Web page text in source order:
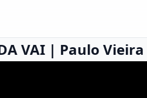
VAI | Paulo Vieira